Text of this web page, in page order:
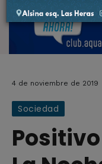
4 de noviembre de 2019
Sociedad